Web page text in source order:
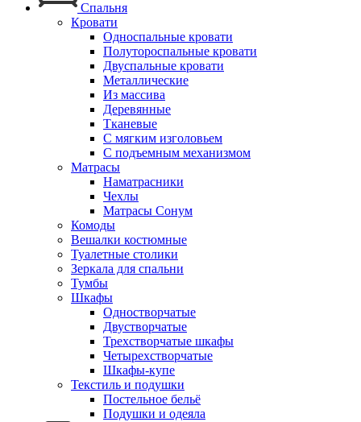
Спальня
Кровати
Односпальные кровати
Полутороспальные кровати
Двуспальные кровати
Металлические
Из массива
Деревянные
Тканевые
С мягким изголовьем
С подъемным механизмом
Матрасы
Наматрасники
Чехлы
Матрасы Сонум
Комоды
Вешалки костюмные
Туалетные столики
Зеркала для спальни
Тумбы
Шкафы
Одностворчатые
Двустворчатые
Трехстворчатые шкафы
Четырехстворчатые
Шкафы-купе
Текстиль и подушки
Постельное бельё
Подушки и одеяла